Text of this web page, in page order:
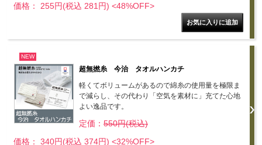
価格： 255円(税込 281円) <48%OFF>
NEW
超無撚糸 今治 タオルハンカチ
軽くてボリュームがあるので綿糸の使用量を極限ま
で減らし、その代わり「空気を素材に」充てた心地
よい逸品です。
定価： 550円(税込)
価格： 340円(税込 374円) <32%OFF>